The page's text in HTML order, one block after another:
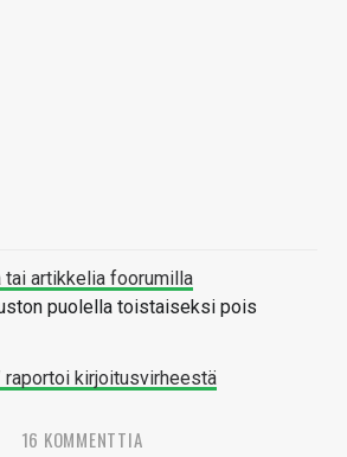
tai artikkelia foorumilla
puolella toistaiseksi pois
raportoi kirjoitusvirheestä
16 KOMMENTTIA